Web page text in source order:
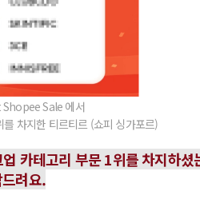
Sale 에서
차지한 티르티르 (쇼피 싱가포르)
카테고리 부문 1위를 차지하셨
려요.